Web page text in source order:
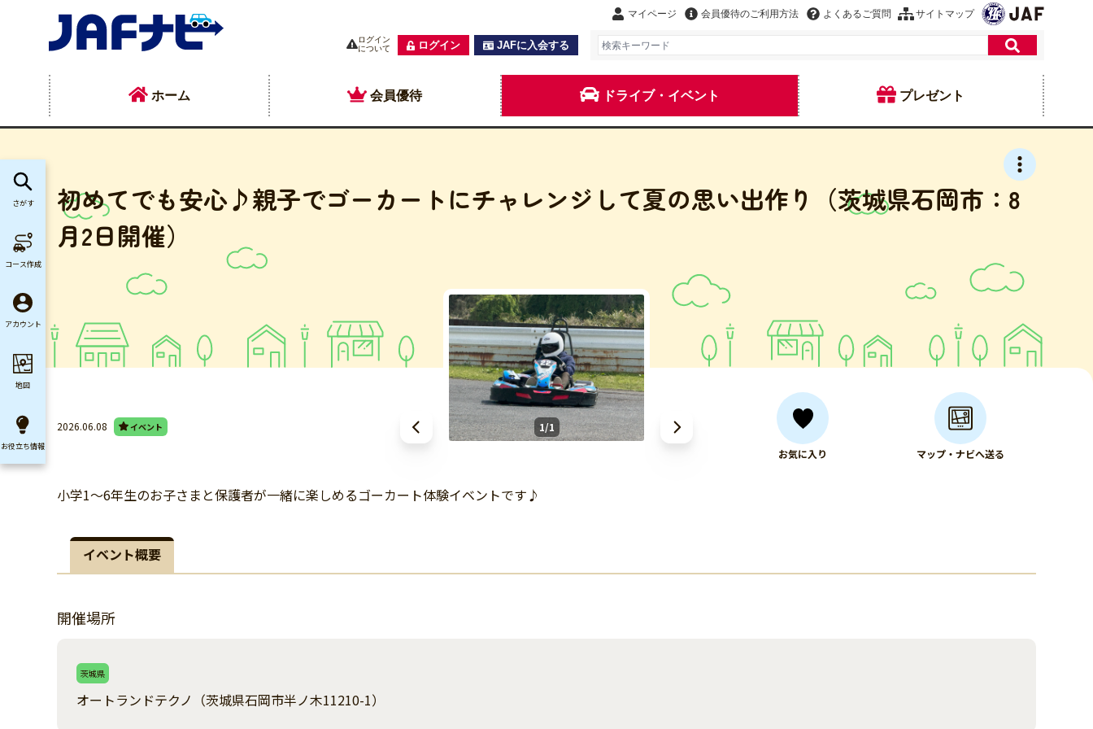
マイページ 会員優待のご利用方法 よくあるご質問 サイトマップ
ログイン
について
ログイン JAFに入会する
ホーム 会員優待 ドライブ・イベント プレゼント
初めてでも安心♪親子でゴーカートにチャレンジして夏の思い出作り（茨城県石岡市：8
月2日開催）
1/1
2026.06.08 イベント
お気に入り マップ・ナビへ送る
小学1～6年生のお子さまと保護者が一緒に楽しめるゴーカート体験イベントです♪
イベント概要
開催場所
茨城県
オートランドテクノ（茨城県石岡市半ノ木11210-1）
さがす
コース作成
アカウント
地図
お役立ち情報